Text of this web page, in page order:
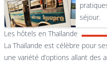
séjour.
Les hôtels en Thaïlande
La Thaïlande est célèbre pour
une variété d’options allant des